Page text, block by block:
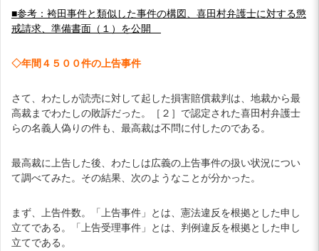
■参考：袴田事件と類似した事件の構図、喜田村弁護士に対する懲
戒請求、準備書面（１）を公開
◇年間４５００件の上告事件
さて、わたしが読売に対して起した損害賠償裁判は、地裁から最
高裁までわたしの敗訴だった。［２］で認定された喜田村弁護士
らの名義人偽りの件も、最高裁は不問に付したのである。
最高裁に上告した後、わたしは広義の上告事件の扱い状況につい
て調べてみた。その結果、次のようなことが分かった。
まず、上告件数。「上告事件」とは、憲法違反を根拠とした申し
立てである。「上告受理事件」とは、判例違反を根拠とした申し
立てである。